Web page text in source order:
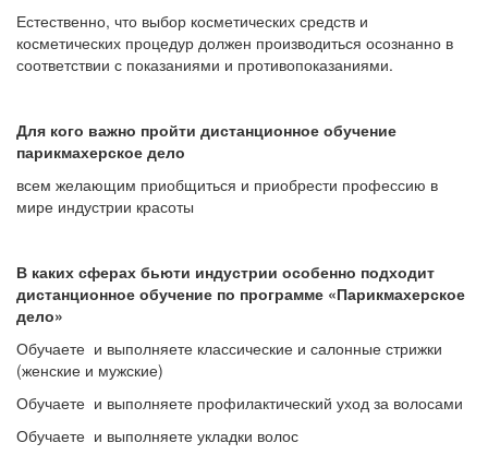
Естественно, что выбор косметических средств и
косметических процедур должен производиться осознанно в
соответствии с показаниями и противопоказаниями.
Для кого важно пройти дистанционное обучение
парикмахерское дело
всем желающим приобщиться и приобрести профессию в
мире индустрии красоты
В каких сферах бьюти индустрии особенно подходит
дистанционное обучение по программе «Парикмахерское
дело»
Обучаете и выполняете классические и салонные стрижки
(женские и мужские)
Обучаете и выполняете профилактический уход за волосами
Обучаете и выполняете укладки волос